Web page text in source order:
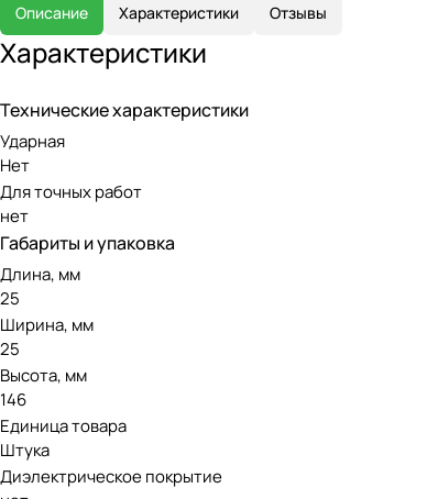
Описание Характеристики Отзывы
Характеристики
Технические характеристики
Ударная
Нет
Для точных работ
нет
Габариты и упаковка
Длина, мм
25
Ширина, мм
25
Высота, мм
146
Единица товара
Штука
Диэлектрическое покрытие